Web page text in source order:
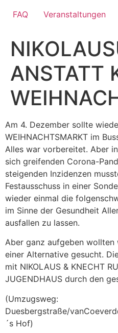
FAQ
Veranstaltungen
ANSTATT
Am 4. Dezember sollte
WEIHNACHTSMARKT im
Alles war vorbereitet. Aber
sich greifenden Corona-
steigenden Inzidenzen
Festausschuss in einer
wieder einmal die
im Sinne der Gesundheit
ausfallen zu lassen.
Aber ganz aufgeben wollten
einer Alternative gesucht.
mit NIKOLAUS & KNECHT
JUGENDHAUS durch den
(Umzugsweg:
Duesbergstraße/
´s Hof)